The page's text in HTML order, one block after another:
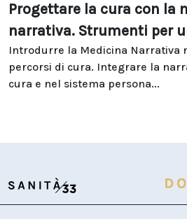
Progettare la cura con la
narrativa. Strumenti per
Introdurre la Medicina Narrativa
percorsi di cura. Integrare la
cura e nel sistema persona...